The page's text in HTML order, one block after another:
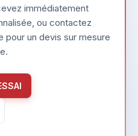
immédiatement
ou contactez
pour un devis sur mesure